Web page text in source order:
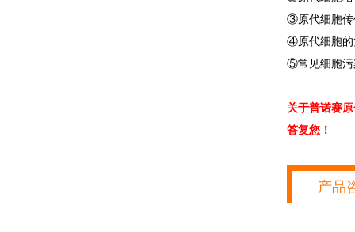
③原代细胞传
④原代细胞的
⑤常见细胞污
关于普诺赛
答复您！
产品